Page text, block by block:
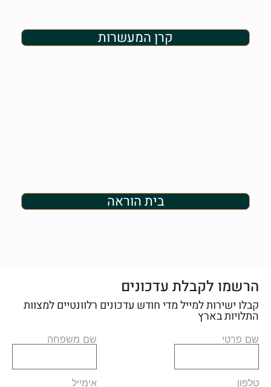
קרן המעשרות
בית הוראה
הרשמו לקבלת עדכונים
קבלו ישירות למייל מדי חודש עדכונים רלוונטיים למצוות
התלויות בארץ
שם פרטי שם משפחה
טלפון אימייל